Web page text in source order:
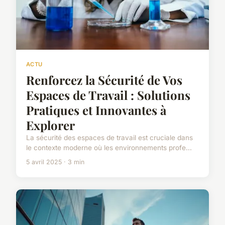
ACTU
Renforcez la Sécurité de Vos
Espaces de Travail : Solutions
Pratiques et Innovantes à
Explorer
La sécurité des espaces de travail est cruciale dans
le contexte moderne où les environnements profe...
5 avril 2025 · 3 min